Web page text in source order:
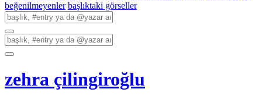
beğenilmeyenler başlıktaki görseller
zehra çilingiroğlu